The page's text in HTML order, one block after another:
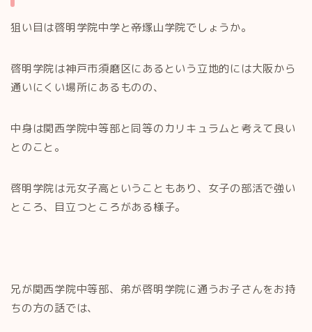
狙い目は啓明学院中学と帝塚山学院でしょうか。
啓明学院は神戸市須磨区にあるという立地的には大阪から
通いにくい場所にあるものの、
中身は関西学院中等部と同等のカリキュラムと考えて良い
とのこと。
啓明学院は元女子高ということもあり、女子の部活で強い
ところ、目立つところがある様子。
兄が関西学院中等部、弟が啓明学院に通うお子さんをお持
ちの方の話では、